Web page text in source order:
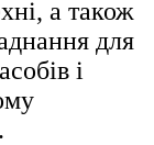
а також
для
і